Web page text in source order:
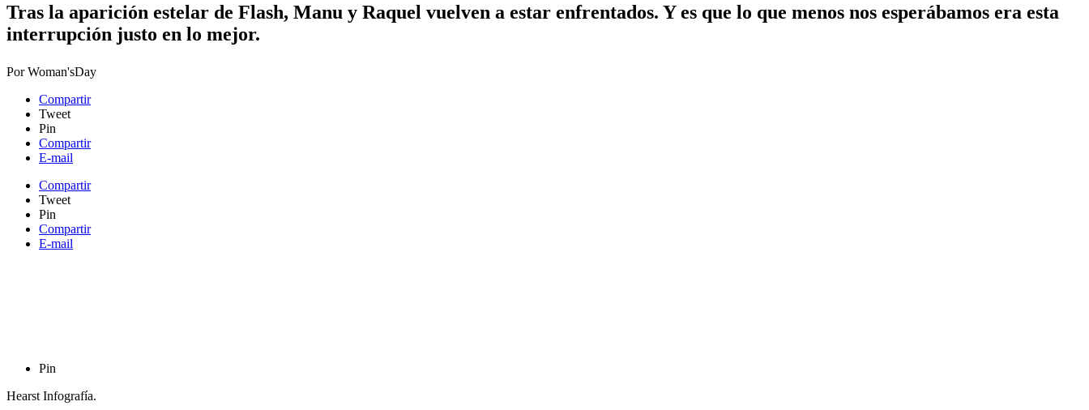
Tras la aparición estelar de Flash, Manu y Raquel vuelven a estar enfrentados. Y es que lo que menos nos esperábamos era esta
interrupción justo en lo mejor.
PorWoman'sDay
Compartir
Tweet
Pin
Compartir
E-mail
Compartir
Tweet
Pin
Compartir
E-mail
Pin
Hearst Infografía.